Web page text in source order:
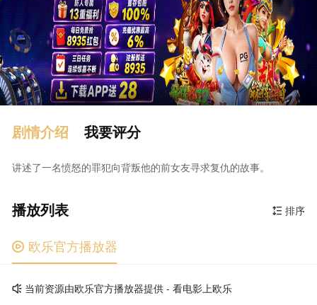
剧情介绍 我要评分
讲述了一名愤怒的罪犯向背叛他的前女友寻求复仇的故事。
 排序
播放列表
 欧乐官方播放器
当前资源由欧乐官方播放器提供 - 看电影上欧乐